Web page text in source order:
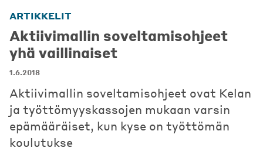
ARTIKKELIT
Aktiivimallin soveltamisohjeet
yhä vaillinaiset
1.6.2018
Aktiivimallin soveltamisohjeet ovat Kelan
ja työttömyyskassojen mukaan varsin
epämääräiset, kun kyse on työttömän
koulutukse